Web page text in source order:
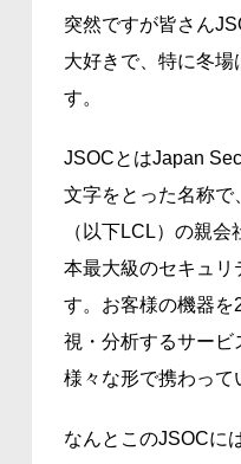
突然ですが皆さん
大好きで、特に冬
す。
JSOCとはJapan
文字をとった名称で
（以下LCL）の親
本最大級のセキュリ
す。お客様の機器を
視・分析するサービ
様々な形で携わって
なんとこのJSOCに